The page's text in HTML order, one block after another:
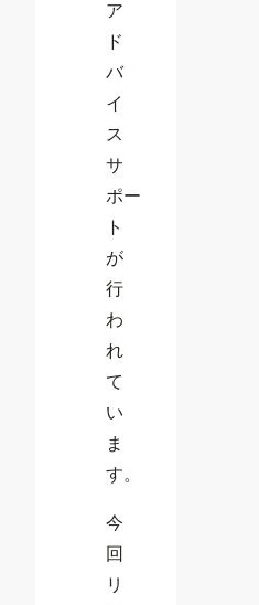
ア
ド
バ
イ
ス
サ
ポー
ト
が
行
わ
れ
て
い
ま
す。
今
回
リ